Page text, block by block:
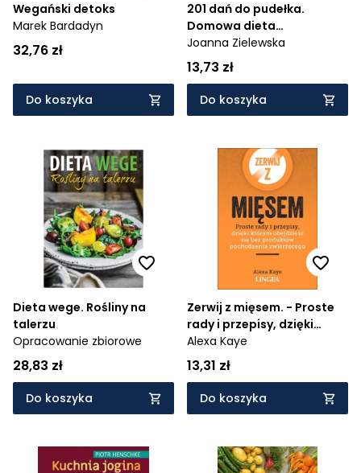
Wegański detoks
Marek Bardadyn
32,76 zł
Do koszyka
201 dań do pudełka.
Domowa dieta
wegetariańska
Joanna Zielewska
13,73 zł
Do koszyka
Dieta wege. Rośliny na
talerzu
Opracowanie zbiorowe
28,83 zł
Do koszyka
Zerwij z mięsem. - Proste
rady i przepisy, dzięki
którym obejdziesz się bez
produktów pochodzenia
zwierzęcego
Alexa Kaye
13,31 zł
Do koszyka